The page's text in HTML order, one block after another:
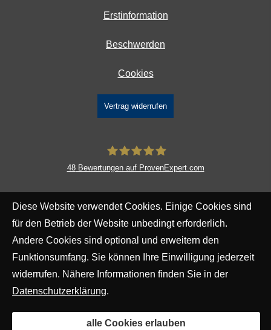
Erstinformation
Beschwerden
Cookies
Vertrag widerrufen
Co. KG
48Bewertungen auf ProvenExpert.com
Diese Website verwendet Cookies. Einige Cookies sind
für den Betrieb der Website unbedingt erforderlich.
Andere Cookies sind optional und erweitern den
Funktionsumfang. Sie können Ihre Einwilligung jederzeit
widerrufen. Nähere Informationen finden Sie in der
Datenschutzerklärung.
alle Cookies erlauben